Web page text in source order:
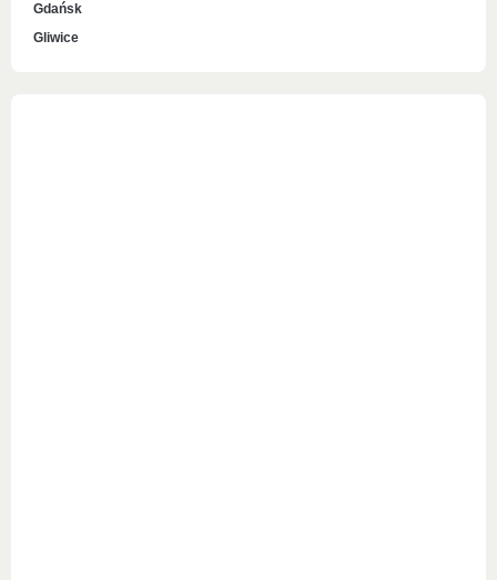
Gdańsk
Gliwice